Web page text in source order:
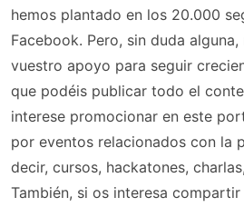
hemos plantado en los 20.000
Facebook. Pero, sin duda
vuestro apoyo para seguir
que podéis publicar todo el
interese promocionar en este
por eventos relacionados con la
decir, cursos, hackatones,
También, si os interesa